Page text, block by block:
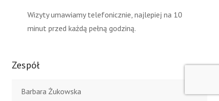
Wizyty umawiamy telefonicznie, najlepiej na 10
minut przed każdą pełną godziną.
Zespół
Barbara Żukowska